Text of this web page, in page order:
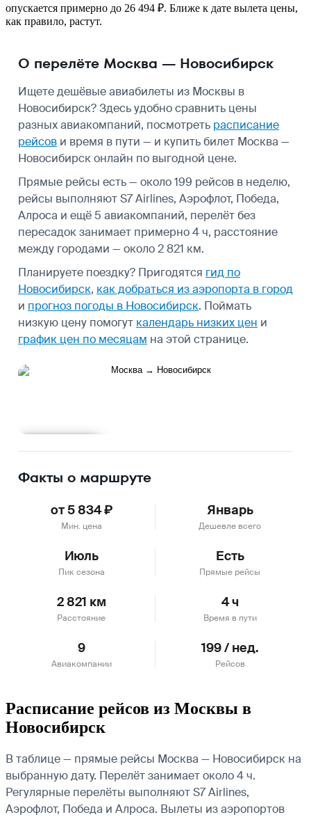
опускается примерно до 26 494 ₽. Ближе к дате вылета цены,
как правило, растут.
О перелёте Москва — Новосибирск
Ищете дешёвые авиабилеты из Москвы в
Новосибирск? Здесь удобно сравнить цены
разных авиакомпаний, посмотреть расписание
рейсов и время в пути — и купить билет Москва —
Новосибирск онлайн по выгодной цене.
Прямые рейсы есть — около 199 рейсов в неделю,
рейсы выполняют S7 Airlines, Аэрофлот, Победа,
Алроса и ещё 5 авиакомпаний, перелёт без
пересадок занимает примерно 4 ч, расстояние
между городами — около 2 821 км.
Планируете поездку? Пригодятся гид по
Новосибирск, как добраться из аэропорта в город
и прогноз погоды в Новосибирск. Поймать
низкую цену помогут календарь низких цен и
график цен по месяцам на этой странице.
Факты о маршруте
от 5 834 ₽
Мин. цена
Январь
Дешевле всего
Июль
Пик сезона
Есть
Прямые рейсы
2 821 км
Расстояние
4 ч
Время в пути
9
Авиакомпании
199 / нед.
Рейсов
Расписание рейсов из Москвы в
Новосибирск
В таблице — прямые рейсы Москва — Новосибирск на
выбранную дату. Перелёт занимает около 4 ч.
Регулярные перелёты выполняют S7 Airlines,
Аэрофлот, Победа и Алроса. Вылеты из аэропортов